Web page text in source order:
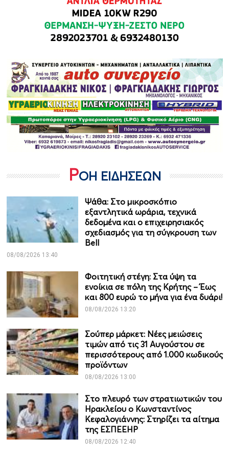
ΡΟΗ ΕΙΔΗΣΕΩΝ
Ψάθα: Στο μικροσκόπιο
εξαντλητικά ωράρια, τεχνικά
δεδομένα και ο επιχειρησιακός
σχεδιασμός για τη σύγκρουση των
Bell
08/08/2026 13:40
Φοιτητική στέγη: Στα ύψη τα
ενοίκια σε πόλη της Κρήτης – Έως
και 800 ευρώ το μήνα για ένα δυάρι!
08/08/2026 13:20
Σούπερ μάρκετ: Νέες μειώσεις
τιμών από τις 31 Αυγούστου σε
περισσότερους από 1.000 κωδικούς
προϊόντων
08/08/2026 13:00
Στο πλευρό των στρατιωτικών του
Ηρακλείου ο Κωνσταντίνος
Κεφαλογιάννης: Στηρίζει τα αίτημα
της ΕΣΠΕΕΗΡ
08/08/2026 12:40